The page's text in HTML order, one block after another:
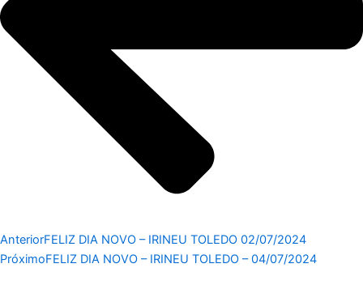
AnteriorFELIZ DIA NOVO – IRINEU TOLEDO 02/07/2024
PróximoFELIZ DIA NOVO – IRINEU TOLEDO – 04/07/2024